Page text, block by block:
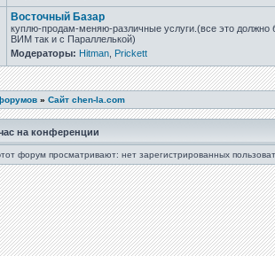
Восточный Базар
куплю-продам-меняю-различные услуги.(все это должно
ВИМ так и с Параллелькой)
Модераторы: Hitman Prickett
» Сайт chen-la.com
на конференции
форум просматривают: нет зарегистрированных